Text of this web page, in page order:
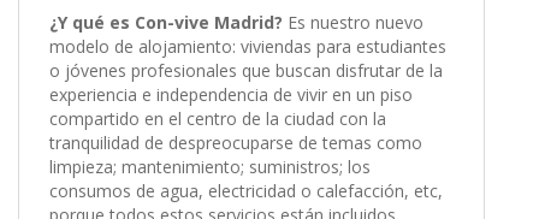
¿Y qué es Con-vive Madrid? Es nuestro nuevo
modelo de alojamiento: viviendas para estudiantes
o jóvenes profesionales que buscan disfrutar de la
experiencia e independencia de vivir en un piso
compartido en el centro de la ciudad con la
tranquilidad de despreocuparse de temas como
limpieza; mantenimiento; suministros; los
consumos de agua, electricidad o calefacción, etc,